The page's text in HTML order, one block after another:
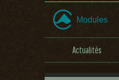
Modules
Actualités